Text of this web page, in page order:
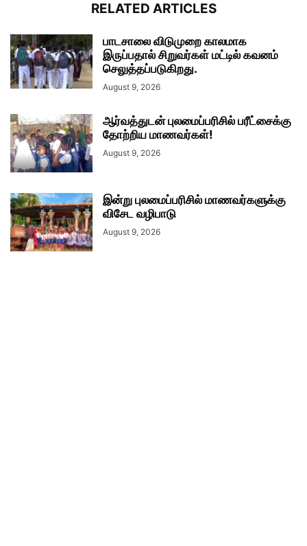
RELATED ARTICLES
பாடசாலை விடுமுறை காலமாக
இருப்பதால் சிறுவர்கள் மட்டில் கவனம்
செலுத்தப்படுகிறது.
August 9, 2026
ஆர்வத்துடன் புலமைப்பரிசில் பரீட்சைக்கு
தோற்றிய மாணவர்கள்!
August 9, 2026
இன்று புலமைப்பரிசில் மாணவர்களுக்கு
விசேட வழிபாடு
August 9, 2026